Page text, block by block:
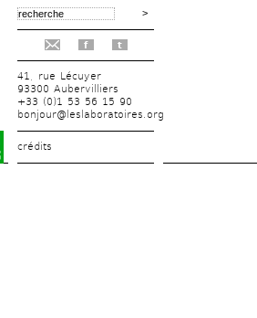
f t
41, rue Lécuyer
93300 Aubervilliers
+33 (0)1 53 56 15 90
bonjour@leslaboratoires.org
crédits